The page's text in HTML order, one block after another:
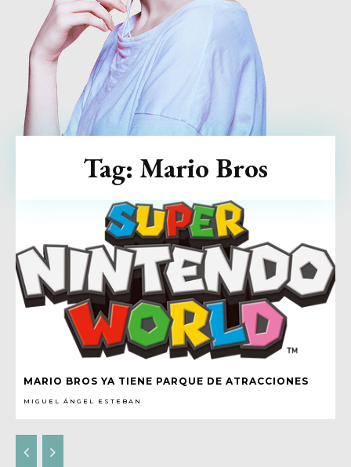
MARIO BROS YA TIENE PARQUE DE ATRACCIONES
MIGUEL ÁNGEL ESTEBAN
Tag: Mario Bros